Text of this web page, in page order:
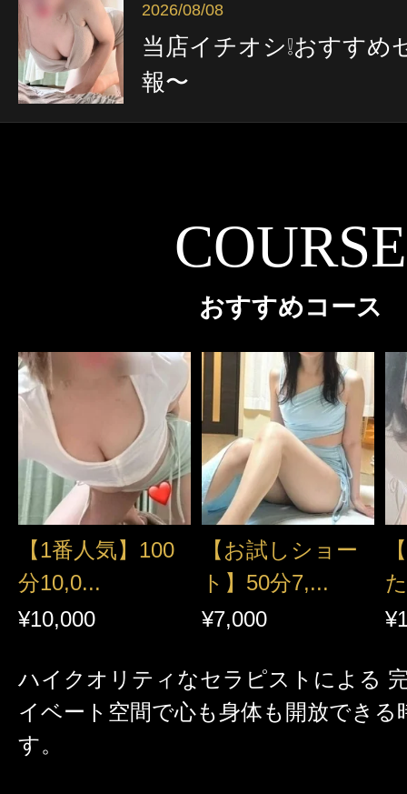
2026/08/08
当店イチオシ❕️おすすめ
報〜
COURSE
おすすめコース
【1番人気】100
分10,0...
¥10,000
【お試しショー
ト】50分7,...
¥7,000
ハイクオリティなセラピストによる
イベート空間で心も身体も開放できる
す。